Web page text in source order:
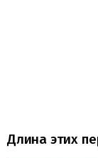
Длина этих